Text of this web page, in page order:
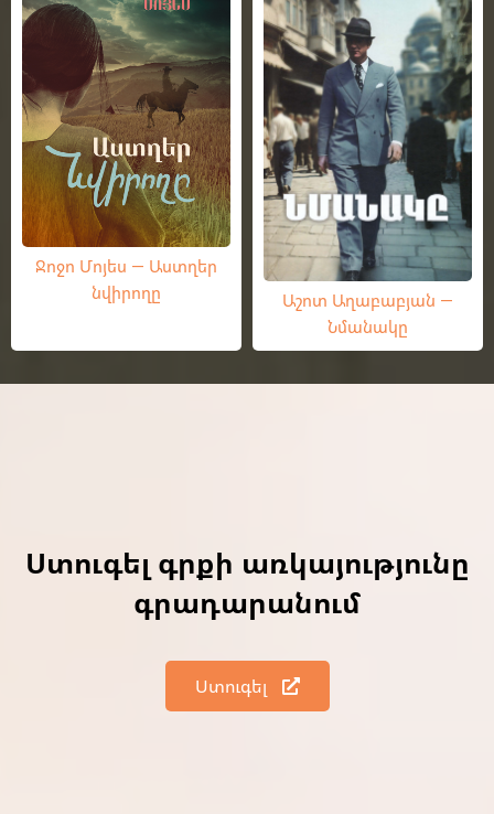
Ջոջո Մոյես — Աստղեր
նվիրողը
Աշոտ Աղաբաբյան —
Նմանակը
Ստուգել գրքի առկայությունը
գրադարանում
Ստուգել